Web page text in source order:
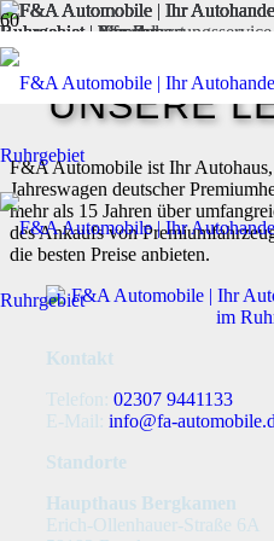
UNSERE
F&A Automobile ist Ihr
Jahreswagen deutscher
mehr als 15 Jahren über
des Ankaufs von
die besten Preise anbieten.
Kontakt
Telefon: 02307 9441133
E-Mail: info@fa-
Standorte
Haupthaus Bergkamen
Erich-Ollenhauer-Straße 6A